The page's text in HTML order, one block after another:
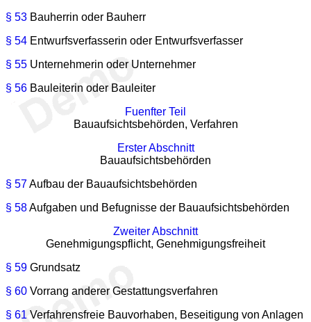
§ 53 Bauherrin oder Bauherr
§ 54 Entwurfsverfasserin oder Entwurfsverfasser
§ 55 Unternehmerin oder Unternehmer
§ 56 Bauleiterin oder Bauleiter
Fuenfter Teil
Bauaufsichtsbehörden, Verfahren
Erster Abschnitt
Bauaufsichtsbehörden
§ 57Aufbau der Bauaufsichtsbehörden
§ 58Aufgaben und Befugnisse der Bauaufsichtsbehörden
Zweiter Abschnitt
Genehmigungspflicht, Genehmigungsfreiheit
§ 59 Grundsatz
§ 60 Vorrang anderer Gestattungsverfahren
§ 61 Verfahrensfreie Bauvorhaben, Beseitigung von Anlagen